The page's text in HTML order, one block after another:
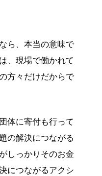
ら、本当の意味で
、現場で働かれて
方々だけだからで
体に寄付も行って
の解決につながる
しっかりそのお金
につながるアクシ